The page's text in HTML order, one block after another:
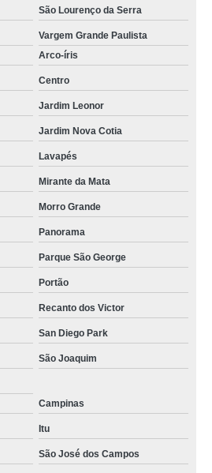
São Lourenço da Serra
Vargem Grande Paulista
Arco-íris
Centro
Jardim Leonor
Jardim Nova Cotia
Lavapés
Mirante da Mata
Morro Grande
Panorama
Parque São George
Portão
Recanto dos Victor
San Diego Park
São Joaquim
Campinas
Itu
São José dos Campos